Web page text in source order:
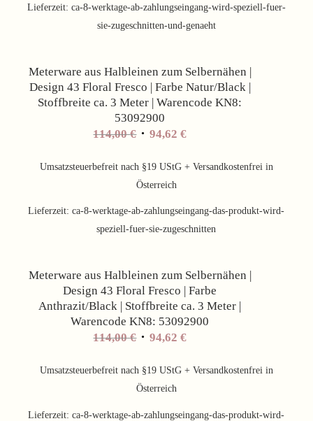
Lieferzeit: ca-8-werktage-ab-zahlungseingang-wird-speziell-fuer-
sie-zugeschnitten-und-genaeht
Meterware aus Halbleinen zum Selbernähen |
Design 43 Floral Fresco | Farbe Natur/Black |
Stoffbreite ca. 3 Meter | Warencode KN8:
53092900
114,00€ Ursprünglicher
war:
114,00 €
94,62€Aktueller
ist:
Umsatzsteuerbefreit nach §19 UStG + Versandkostenfrei in
Österreich
Lieferzeit:ca-8-werktage-ab-zahlungseingang-das-produkt-wird-
speziell-fuer-sie-zugeschnitten
Meterware aus Halbleinen zum Selbernähen |
Design 43 Floral Fresco | Farbe
Anthrazit/Black | Stoffbreite ca. 3 Meter |
Warencode KN8: 53092900
114,00€ Ursprünglicher
war:
114,00 €
94,62€Aktueller
ist:
Umsatzsteuerbefreit nach §19 UStG + Versandkostenfrei in
Österreich
Lieferzeit:ca-8-werktage-ab-zahlungseingang-das-produkt-wird-